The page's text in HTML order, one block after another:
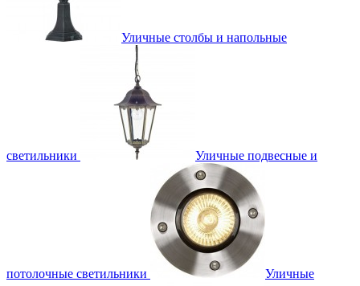
Уличные столбы и напольные
светильники Уличные подвесные и
потолочные светильники Уличные